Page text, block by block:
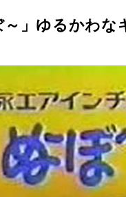
～」ゆるかわ